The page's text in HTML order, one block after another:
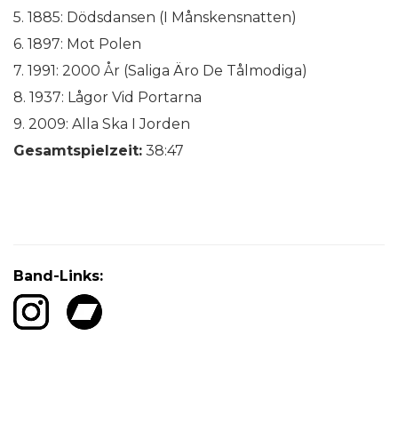
5. 1885: Dödsdansen (I Månskensnatten)
6. 1897: Mot Polen
7. 1991: 2000 År (Saliga Äro De Tålmodiga)
8. 1937: Lågor Vid Portarna
9. 2009: Alla Ska I Jorden
Gesamtspielzeit: 38:47
Band-Links: